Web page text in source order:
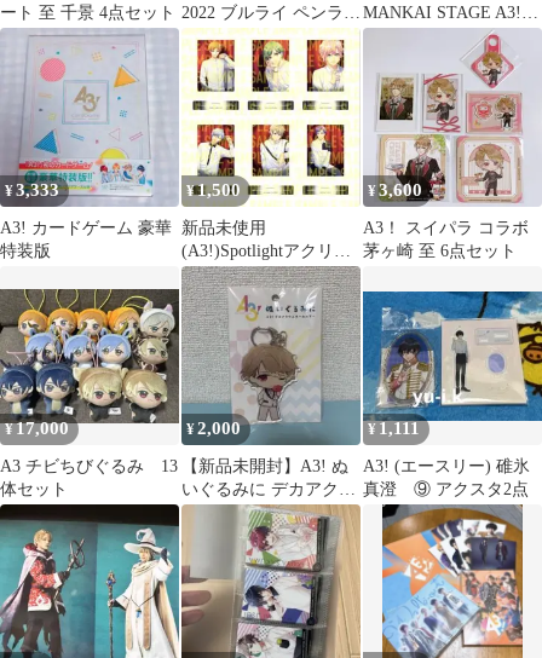
ート 至 千景 4点セット 2022 ブルライ ペンライ
ト
MANKAI STAGE A3!～
SPRING 2019～
¥3,333
A3! カードゲーム 豪華
特装版
¥1,500
新品未使用
(A3!)Spotlightアクリル
パネルセット 夏組
¥3,600
A3！ スイパラ コラボ
茅ヶ崎 至 6点セット
¥17,000
A3 チビちびぐるみ 13
体セット
¥2,000
【新品未開封】A3! ぬ
いぐるみに デカアクリ
ルキーホルダー（茅ヶ
¥ 1,111
A3! (エースリー) 碓氷
真澄 ⑨ アクスタ2点